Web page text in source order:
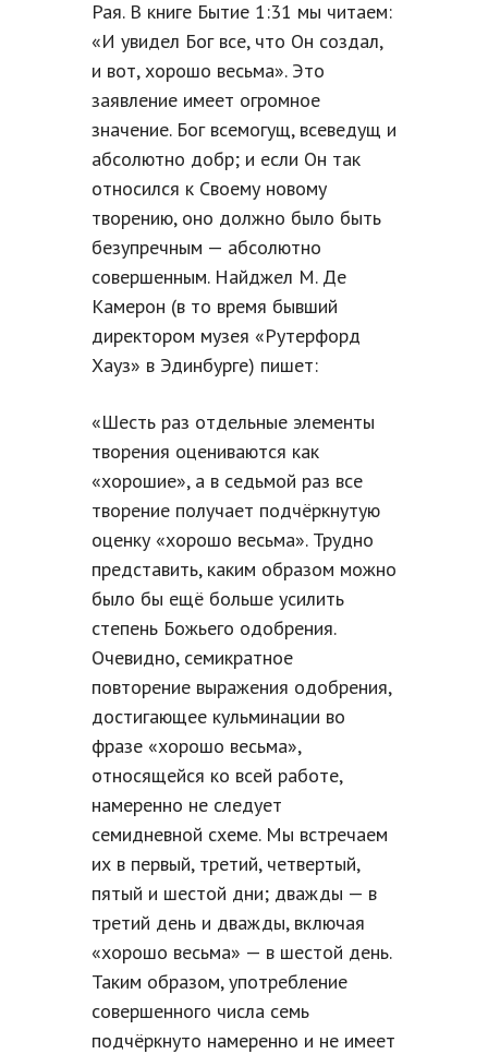
Рая. В книге Бытие 1:31 мы читаем:
«И увидел Бог все, что Он создал,
и вот, хорошо весьма». Это
заявление имеет огромное
значение. Бог всемогущ, всеведущ и
абсолютно добр; и если Он так
относился к Своему новому
творению, оно должно было быть
безупречным — абсолютно
совершенным. Найджел М. Де
Камерон (в то время бывший
директором музея «Рутерфорд
Хауз» в Эдинбурге) пишет:
«Шесть раз отдельные элементы
творения оцениваются как
«хорошие», а в седьмой раз все
творение получает подчёркнутую
оценку «хорошо весьма». Трудно
представить, каким образом можно
было бы ещё больше усилить
степень Божьего одобрения.
Очевидно, семикратное
повторение выражения одобрения,
достигающее кульминации во
фразе «хорошо весьма»,
относящейся ко всей работе,
намеренно не следует
семидневной схеме. Мы встречаем
их в первый, третий, четвертый,
пятый и шестой дни; дважды — в
третий день и дважды, включая
«хорошо весьма» — в шестой день.
Таким образом, употребление
совершенного числа семь
подчёркнуто намеренно и не имеет